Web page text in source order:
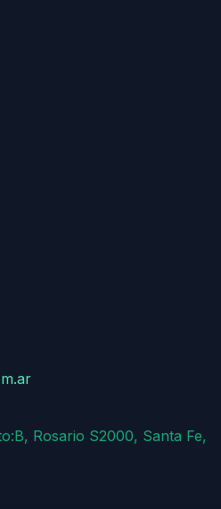
Rosario S2000, Santa Fe,